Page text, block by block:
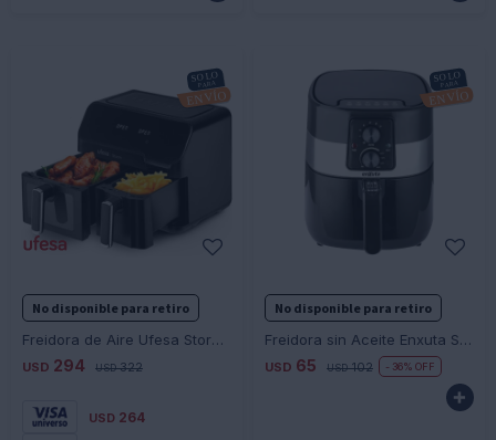
No disponible para retiro
Freidora de Aire Ufesa Storm Doble Cubeta - NEGRO
USD 294 USD 322
USD 264
No disponible para retiro
Freidora sin Aceite Enxuta SDAENXFSA6992 3 Litros
USD 65 USD 102 36
